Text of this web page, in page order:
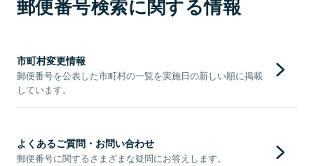
郵便番号検索に関する情報
市町村変更情報
郵便番号を公表した市町村の一覧を実施日の新しい順に掲載
しています。
よくあるご質問・お問い合わせ
郵便番号に関するさまざまな疑問にお答えします。